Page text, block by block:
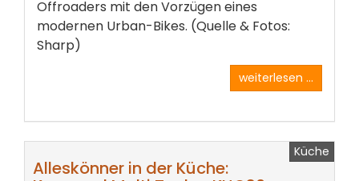
Offroaders mit den Vorzügen eines
modernen Urban-Bikes. (Quelle & Fotos:
Sharp)
weiterlesen ...
Küche
Alleskönner in der Küche: